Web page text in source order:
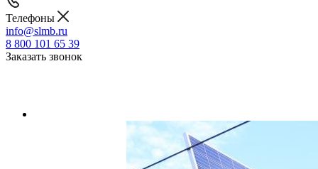
Телефоны
info@slmb.ru
8 800 101 65 39
Заказать звонок